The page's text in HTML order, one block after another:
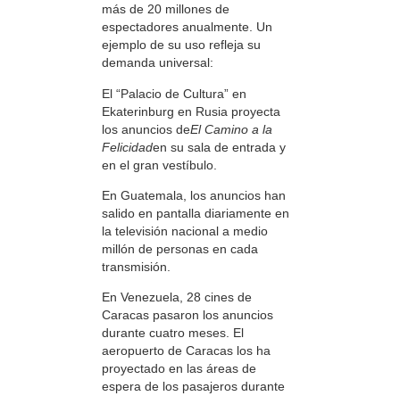
más de 20 millones de
espectadores anualmente. Un
ejemplo de su uso refleja su
demanda universal:
El “Palacio de Cultura” en
Ekaterinburg en Rusia proyecta
los anuncios deEl Camino a la
Felicidaden su sala de entrada y
en el gran vestíbulo.
En Guatemala, los anuncios han
salido en pantalla diariamente en
la televisión nacional a medio
millón de personas en cada
transmisión.
En Venezuela, 28 cines de
Caracas pasaron los anuncios
durante cuatro meses. El
aeropuerto de Caracas los ha
proyectado en las áreas de
espera de los pasajeros durante